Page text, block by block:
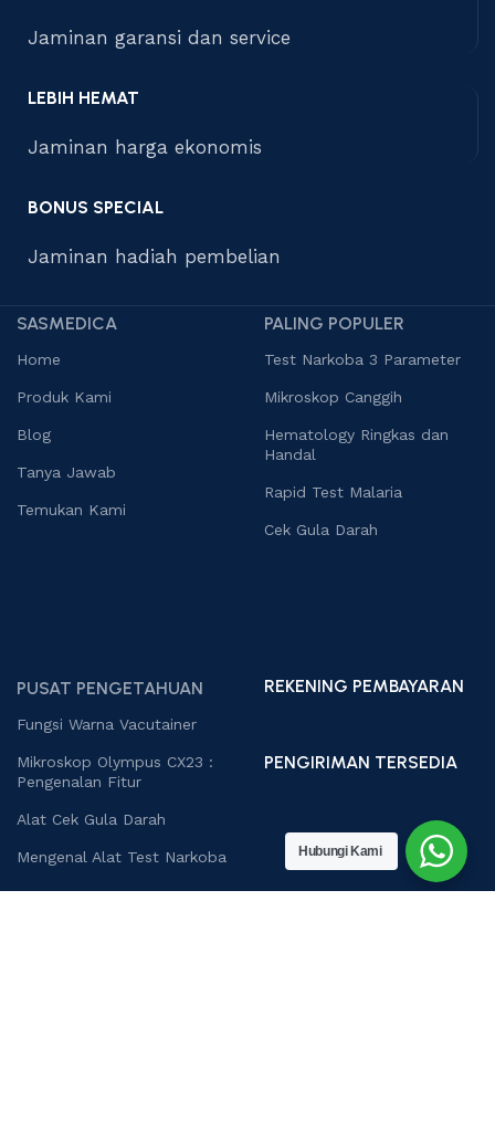
Jaminan garansi dan service
LEBIH HEMAT
Jaminan harga ekonomis
BONUS SPECIAL
Jaminan hadiah pembelian
SASMEDICA
Home
Produk Kami
Blog
Tanya Jawab
Temukan Kami
PALING POPULER
Test Narkoba 3 Parameter
Mikroskop Canggih
Hematology Ringkas dan
Handal
Rapid Test Malaria
Cek Gula Darah
PUSAT PENGETAHUAN
Fungsi Warna Vacutainer
Mikroskop Olympus CX23 :
Pengenalan Fitur
Alat Cek Gula Darah
Mengenal Alat Test Narkoba
REKENING PEMBAYARAN
PENGIRIMAN TERSEDIA
Hubungi Kami